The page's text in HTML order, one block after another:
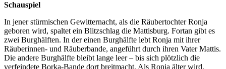
Schauspiel
In jener stürmischen Gewitternacht, als die Räubertochter Ronja
geboren wird, spaltet ein Blitzschlag die Mattisburg. Fortan gibt es
zwei Burghälften. In der einen Burghälfte lebt Ronja mit ihrer
Räuberinnen- und Räuberbande, angeführt durch ihren Vater Mattis.
Die andere Burghälfte bleibt lange leer – bis sich plötzlich die
verfeindete Borka-Bande dort breitmacht. Als Ronja älter wird,